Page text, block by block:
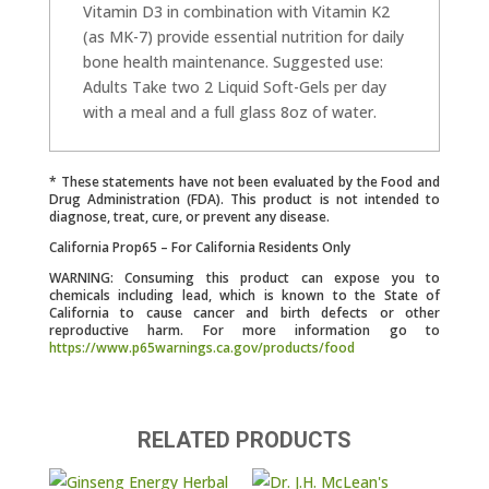
Vitamin D3 in combination with Vitamin K2
(as MK-7) provide essential nutrition for daily
bone health maintenance. Suggested use:
Adults Take two 2 Liquid Soft-Gels per day
with a meal and a full glass 8oz of water.
* These statements have not been evaluated by the Food and
Drug Administration (FDA). This product is not intended to
diagnose, treat, cure, or prevent any disease.
California Prop65 – For California Residents Only
WARNING: Consuming this product can expose you to
chemicals including lead, which is known to the State of
California to cause cancer and birth defects or other
reproductive harm. For more information go to
https://www.p65warnings.ca.gov/products/food
RELATED PRODUCTS